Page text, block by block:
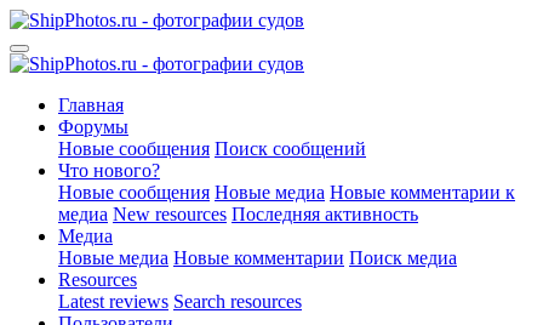
Главная
Форумы
Новые сообщения Поиск сообщений
Что нового?
Новые сообщения Новые медиа Новые комментарии к
медиа New resources Последняя активность
Медиа
Новые медиа Новые комментарии Поиск медиа
Resources
Latest reviews Search resources